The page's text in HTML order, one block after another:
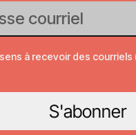
à recevoir des courriels
S'abonner